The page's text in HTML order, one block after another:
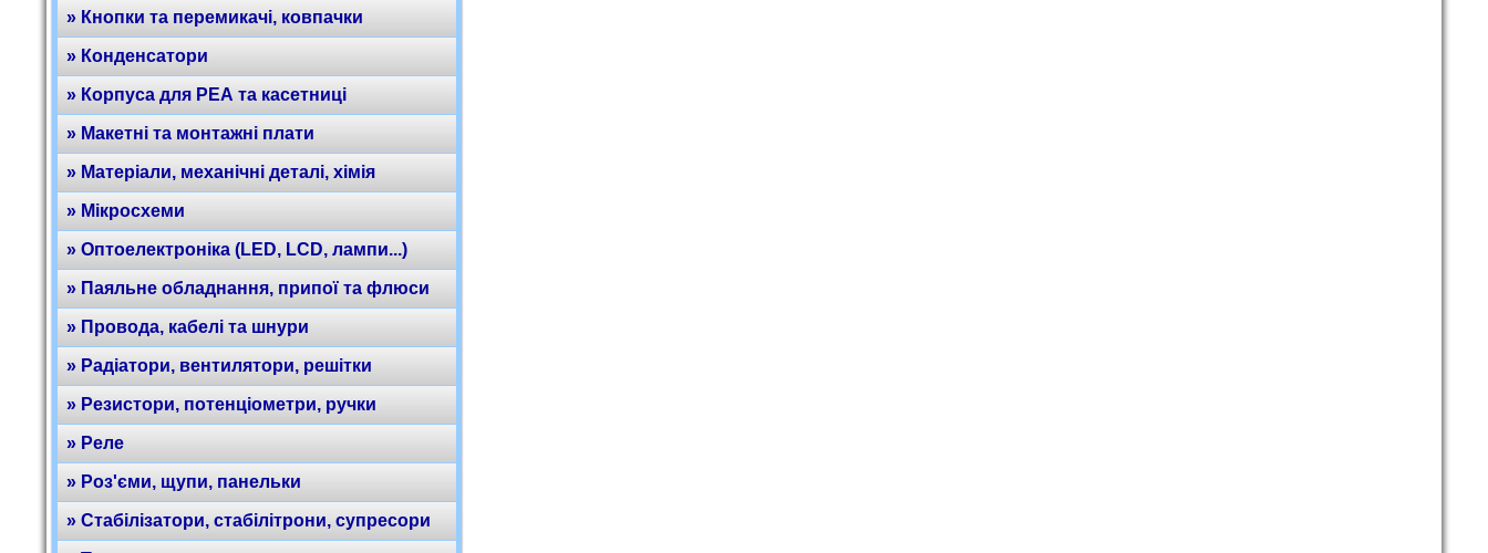
» Кнопки та перемикачі, ковпачки
» Конденсатори
» Корпуса для РЕА та касетниці
» Макетні та монтажні плати
» Матеріали, механічні деталі, хімія
» Мікросхеми
» Оптоелектроніка (LED, LCD, лампи...)
» Паяльне обладнання, припої та флюси
» Провода, кабелі та шнури
» Радіатори, вентилятори, решітки
» Резистори, потенціометри, ручки
» Реле
» Роз'єми, щупи, панельки
» Стабілізатори, стабілітрони, супресори